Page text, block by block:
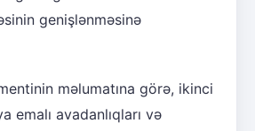
genişlənməsinə
məlumatına görə, ikinci
emalı avadanlıqları və